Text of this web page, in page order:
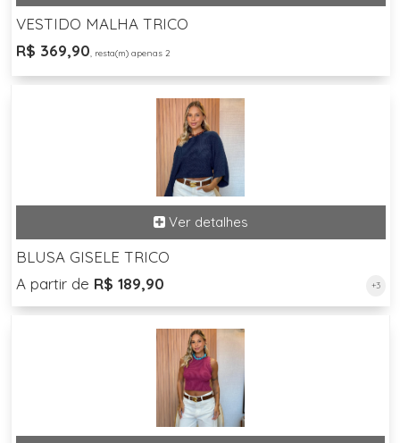
VESTIDO MALHA TRICO
R$ 369,90, resta(m) apenas 2
BLUSA GISELE TRICO
A partir de R$ 189,90 +3